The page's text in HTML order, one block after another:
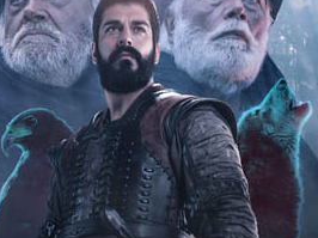
58 серия
59 серия
62 серия
63 серия
66 серия
67 серия
70 серия
71 серия